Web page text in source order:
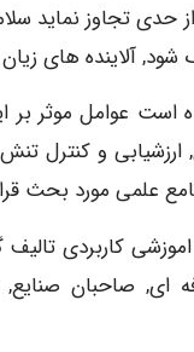
حدی تجاوز نماید
آلاینده های
عوامل موثر بر
و کنترل
علمی مورد بحث
کاربردی تالیف
ای, صاحبان